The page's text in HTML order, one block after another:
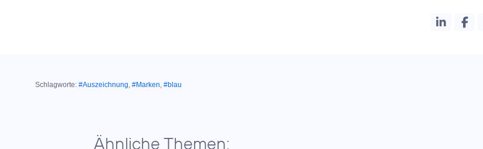
Schlagworte: #Auszeichnung #Marken #blau
Ähnliche Themen: